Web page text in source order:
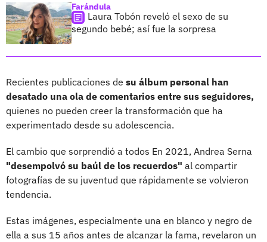
Farándula
Laura Tobón reveló el sexo de su
segundo bebé; así fue la sorpresa
Recientes publicaciones de su álbum personal han
desatado una ola de comentarios entre sus seguidores,
quienes no pueden creer la transformación que ha
experimentado desde su adolescencia.
El cambio que sorprendió a todos En 2021, Andrea Serna
"desempolvó su baúl de los recuerdos" al compartir
fotografías de su juventud que rápidamente se volvieron
tendencia.
Estas imágenes, especialmente una en blanco y negro de
ella a sus 15 años antes de alcanzar la fama, revelaron un